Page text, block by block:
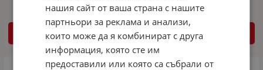
КУПИ КУПИ
нашия сайт от ваша страна с нашите
партньори за реклама и анализи,
които може да я комбинират с друга
информация, която сте им
предоставили или която са събрали от